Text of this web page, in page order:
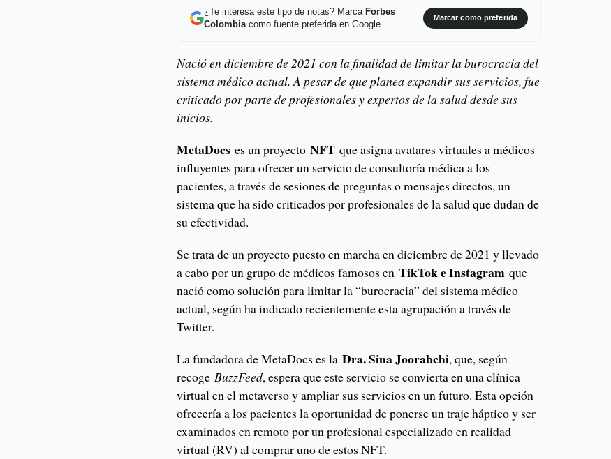
¿Te interesa este tipo de notas? Marca Forbes
Colombiacomo fuente preferida en Google.
Marcar como preferida
Nació en diciembre de 2021 con la finalidad de limitar la burocracia del
sistema médico actual. A pesar de que planea expandir sus servicios, fue
criticado por parte de profesionales y expertos de la salud desde sus
inicios.
MetaDocses un proyectoNFT que asigna avatares virtuales a médicos
influyentes para ofrecer un servicio de consultoría médica a los
pacientes, a través de sesiones de preguntas o mensajes directos, un
sistema que ha sido criticados por profesionales de la salud que dudan de
su efectividad.
Se trata de un proyecto puesto en marcha en diciembre de 2021 y llevado
a cabo por un grupo de médicos famosos enTikTok e Instagramque
nació como solución para limitar la “burocracia” del sistema médico
actual, según ha indicado recientemente esta agrupación a través de
Twitter.
La fundadora de MetaDocs es la Dra. Sina Joorabchi, que, según
recogeBuzzFeed, espera que este servicio se convierta en una clínica
virtual en el metaverso y ampliar sus servicios en un futuro. Esta opción
ofrecería a los pacientes la oportunidad de ponerse un traje háptico y ser
examinados en remoto por un profesional especializado en realidad
virtual (RV) al comprar uno de estos NFT.